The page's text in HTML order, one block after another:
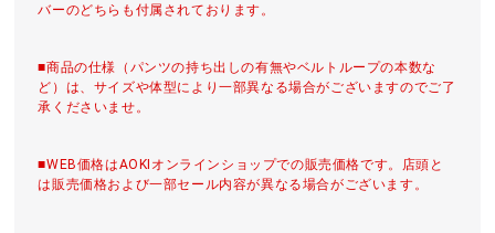
バーのどちらも付属されております。
■商品の仕様（パンツの持ち出しの有無やベルトループの本数な
ど）は、サイズや体型により一部異なる場合がございますのでご了
承くださいませ。
■WEB価格はAOKIオンラインショップでの販売価格です。店頭と
は販売価格および一部セール内容が異なる場合がございます。